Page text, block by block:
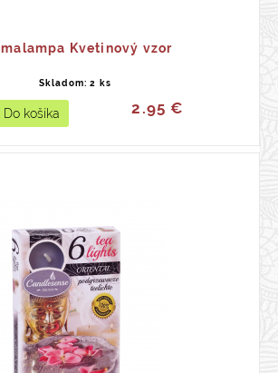
Kvetinový vzor
Skladom: 2 ks
2.95 €